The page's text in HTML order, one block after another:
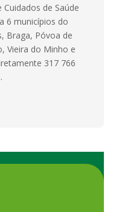
de Saúde
6 municípios do
Braga, Póvoa de
Vieira do Minho e
317 766